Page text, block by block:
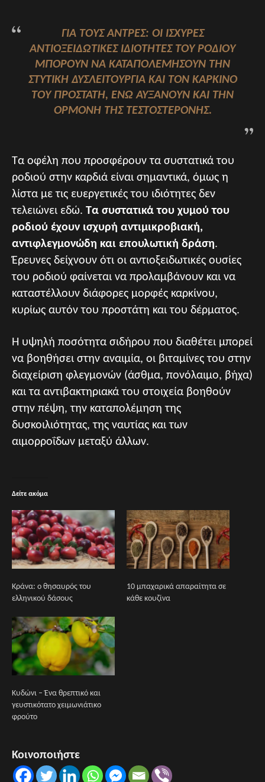
ΓΙΑ ΤΟΥΣ ΆΝΤΡΕΣ: ΟΙ ΙΣΧΥΡΈΣ
ΑΝΤΙΟΞΕΙΔΩΤΙΚΈΣ ΙΔΙΌΤΗΤΕΣ ΤΟΥ ΡΟΔΙΟΎ
ΜΠΟΡΟΎΝ ΝΑ ΚΑΤΑΠΟΛΕΜΉΣΟΥΝ ΤΗΝ
ΣΤΥΤΙΚΉ ΔΥΣΛΕΙΤΟΥΡΓΊΑ ΚΑΙ ΤΟΝ ΚΑΡΚΊΝΟ
ΤΟΥ ΠΡΟΣΤΆΤΗ, ΕΝΏ ΑΥΞΆΝΟΥΝ ΚΑΙ ΤΗΝ
ΟΡΜΌΝΗ ΤΗΣ ΤΕΣΤΟΣΤΕΡΌΝΗΣ.
Τα οφέλη που προσφέρουν τα συστατικά του
ροδιού στην καρδιά είναι σημαντικά, όμως η
λίστα με τις ευεργετικές του ιδιότητες δεν
τελειώνει εδώ. Τα συστατικά του χυμού του
ροδιού έχουν ισχυρή αντιμικροβιακή,
αντιφλεγμονώδη και επουλωτική δράση.
Έρευνες δείχνουν ότι οι αντιοξειδωτικές ουσίες
του ροδιού φαίνεται να προλαμβάνουν και να
καταστέλλουν διάφορες μορφές καρκίνου,
κυρίως αυτόν του προστάτη και του δέρματος.
Η υψηλή ποσότητα σιδήρου που διαθέτει μπορεί
να βοηθήσει στην αναιμία, οι βιταμίνες του στην
διαχείριση φλεγμονών (άσθμα, πονόλαιμο, βήχα)
και τα αντιβακτηριακά του στοιχεία βοηθούν
στην πέψη, την καταπολέμηση της
δυσκοιλιότητας, της ναυτίας και των
αιμορροΐδων μεταξύ άλλων.
Δείτε ακόμα
Κράνα: ο θησαυρός του
ελληνικού δάσους
10 μπαχαρικά απαραίτητα σε
κάθε κουζίνα
Κυδώνι – Ένα θρεπτικό και
γευστικότατο χειμωνιάτικο
φρούτο
Κοινοποιήστε